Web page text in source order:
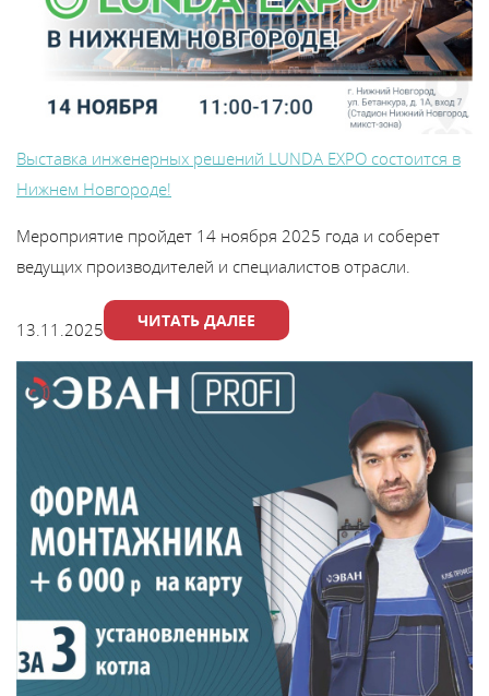
Выставка инженерных решений LUNDA EXPO состоится в
Нижнем Новгороде!
Мероприятие пройдет 14 ноября 2025 года и соберет
ведущих производителей и специалистов отрасли.
13.11.2025 ЧИТАТЬ ДАЛЕЕ